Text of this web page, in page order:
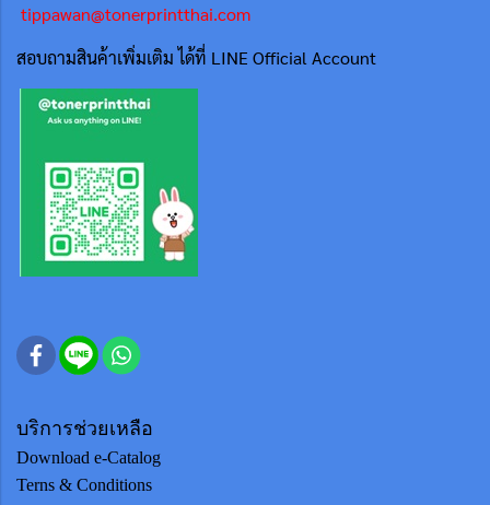
tippawan@tonerprintthai.com
สอบถามสินค้าเพิ่มเติม ได้ที่ LINE Official Account
บริการช่วยเหลือ
Download e-Catalog
Terns & Conditions